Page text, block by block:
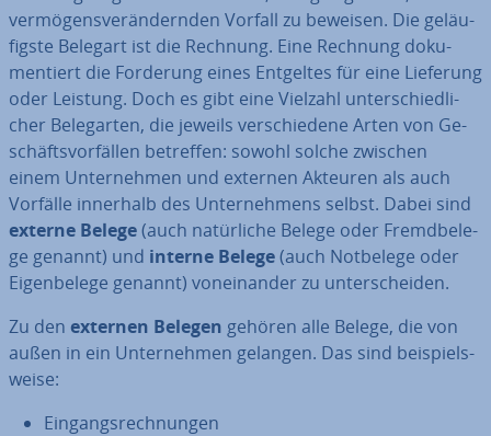
ver­mö­gens­ver­än­dern­den Vorfall zu beweisen. Die ge­läu­
figs­te Belegart ist die Rechnung. Eine Rechnung do­ku­
men­tiert die Forderung eines Entgeltes für eine Lieferung
oder Leistung. Doch es gibt eine Vielzahl un­ter­schied­li­
cher Be­leg­ar­ten, die jeweils ver­schie­de­ne Arten von Ge­
schäfts­vor­fäl­len betreffen: sowohl solche zwischen
einem Un­ter­neh­men und externen Akteuren als auch
Vorfälle innerhalb des Un­ter­neh­mens selbst. Dabei sind
externe Belege(auch na­tür­li­che Belege oder Fremd­be­le­
ge genannt) und interne Belege(auch Notbelege oder
Ei­gen­be­le­ge genannt) von­ein­an­der zu un­ter­schei­den.
Zu den externen Belegen gehören alle Belege, die von
außen in ein Un­ter­neh­men gelangen. Das sind bei­spiels­
wei­se:
Ein­gangs­rech­nun­gen